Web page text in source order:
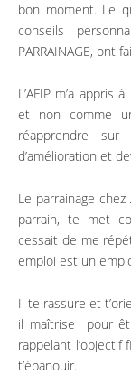
bon moment. Le
conseils
PARRAINAGE, ont
L’AFIP m’a
et non comme
réapprendre
d’amélioration et
Le parrainage
parrain, te met
cessait de me
emploi est un
Il te rassure et
il maîtrise pour
rappelant
t’épanouir.